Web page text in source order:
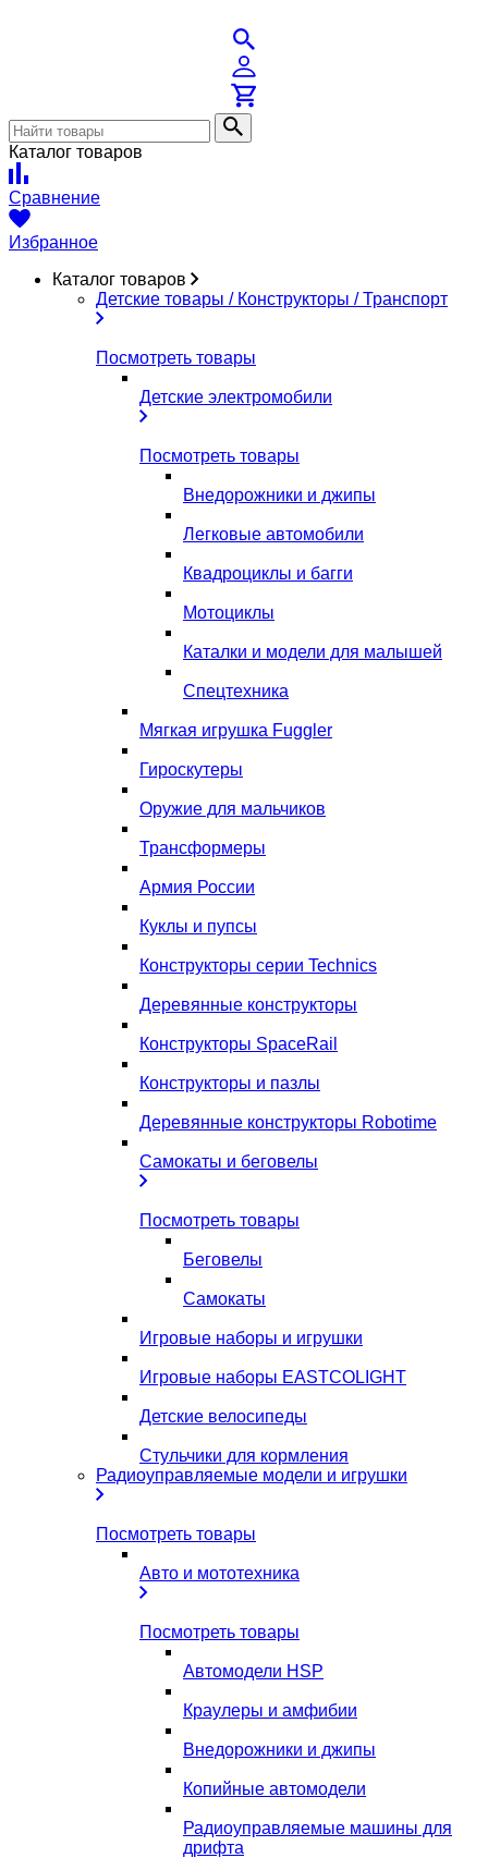
Каталог товаров
Сравнение
Избранное
Каталог товаров
Детские товары / Конструкторы / Транспорт
Посмотреть товары
Детские электромобили
Посмотреть товары
Внедорожники и джипы
Легковые автомобили
Квадроциклы и багги
Мотоциклы
Каталки и модели для малышей
Спецтехника
Мягкая игрушка Fuggler
Гироскутеры
Оружие для мальчиков
Трансформеры
Армия России
Куклы и пупсы
Конструкторы серии Technics
Деревянные конструкторы
Конструкторы SpaceRail
Конструкторы и пазлы
Деревянные конструкторы Robotime
Самокаты и беговелы
Посмотреть товары
Беговелы
Самокаты
Игровые наборы и игрушки
Игровые наборы EASTCOLIGHT
Детские велосипеды
Стульчики для кормления
Радиоуправляемые модели и игрушки
Посмотреть товары
Авто и мототехника
Посмотреть товары
Автомодели HSP
Краулеры и амфибии
Внедорожники и джипы
Копийные автомодели
Радиоуправляемые машины для
дрифта